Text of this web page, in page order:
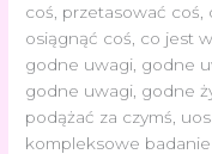
coś, przetasować coś,
osiągnąć coś, co jest
godne uwagi, godne
godne uwagi, godne
podążać za czymś,
kompleksowe